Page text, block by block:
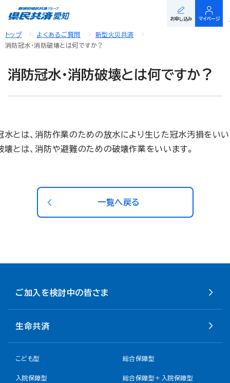
お申し込み マイページ
トップ よくあるご質問
新型火災共済
消防冠水・消防破壊とは何ですか？
消防冠水・消防破壊とは何ですか？
水とは、消防作業のための放水により生じた冠水汚損をいい
壊とは、消防や避難のための破壊作業をいいます。
一覧へ戻る
ご加入を検討中の皆さま
生命共済
こども型 総合保障型
入院保障型 総合保障型＋入院保障型